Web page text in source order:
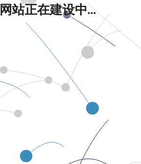
网站正在建设中...